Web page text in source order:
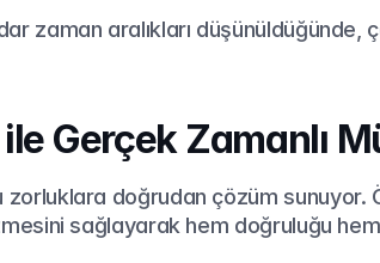
zaman aralıkları düşünüldüğünde,
Gerçek Zamanlı
zorluklara doğrudan çözüm sunuyor.
sağlayarak hem doğruluğu hem